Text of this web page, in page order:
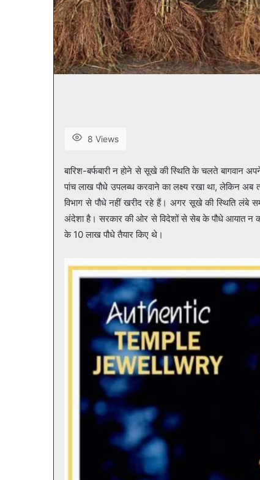
8 Views
बारिश-बर्फबारी न होने से सूखे की स्थिति के चलते बागवान
पांच लाख पौधे उपलब्ध करवाने का लक्ष्य रखा था, लेकिन अब
विभाग से पौधे नहीं खरीद रहे हैं। अगर सूखे की स्थिति लंबे
अंदेशा है। सरकार की ओर से विदेशों से सेब के पौधे आयात न
के 10 लाख पौधे तैयार किए थे।